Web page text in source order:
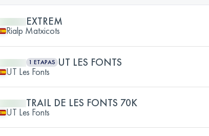
EXTREM
Rialp Matxicots
1 ETAPAS UT LES FONTS
UT Les Fonts
TRAIL DE LES FONTS 70K
UT Les Fonts